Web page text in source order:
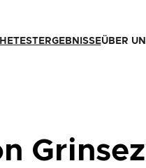
TESTERGEBNISSEÜBER